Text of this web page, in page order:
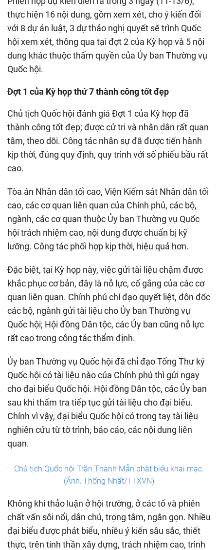
thực hiện 16 nội dung, gồm xem xét, cho ý kiến đối
với 8 dự án luật, 3 dự thảo nghị quyết sẽ trình Quốc
hội xem xét, thông qua tại đợt 2 của Kỳ họp và 5 nội
dung khác thuộc thẩm quyền của Ủy ban Thường vụ
Quốc hội.
Đợt 1 của Kỳ họp thứ 7 thành công tốt đẹp
Chủ tịch Quốc hội đánh giá Đợt 1 của Kỳ họp đã
thành công tốt đẹp; được cử tri và nhân dân rất quan
tâm, theo dõi. Công tác nhân sự đã được tiến hành
kịp thời, đúng quy định, quy trình với số phiếu bầu rất
cao.
Tòa án Nhân dân tối cao, Viện Kiểm sát Nhân dân tối
cao, các cơ quan liên quan của Chính phủ, các bộ,
ngành, các cơ quan thuộc Ủy ban Thường vụ Quốc
hội trách nhiệm cao, nội dung được chuẩn bị kỹ
lưỡng. Công tác phối hợp kịp thời, hiệu quả hơn.
Đặc biệt, tại Kỳ họp này, việc gửi tài liệu chậm được
khắc phục cơ bản, đây là nỗ lực, cố gắng của các cơ
quan liên quan. Chính phủ chỉ đạo quyết liệt, đôn đốc
các bộ, ngành gửi tài liệu cho Ủy ban Thường vụ
Quốc hội; Hội đồng Dân tộc, các Ủy ban cũng nỗ lực
rất cao trong công tác thẩm định.
Ủy ban Thường vụ Quốc hội đã chỉ đạo Tổng Thư ký
Quốc hội có tài liệu nào của Chính phủ thì gửi ngay
cho đại biểu Quốc hội. Hội đồng Dân tộc, các Ủy ban
sau khi thẩm tra tiếp tục gửi tài liệu cho đại biểu.
Chính vì vậy, đại biểu Quốc hội có trong tay tài liệu
nghiên cứu từ tờ trình, báo cáo, các nội dung liên
quan.
Chủ tịch Quốc hội Trần Thanh Mẫn phát biểu khai mạc.
(Ảnh: Thống Nhất/TTXVN)
Không khí thảo luận ở hội trường, ở các tổ và phiên
chất vấn sôi nổi, dân chủ, trọng tâm, ngắn gọn. Nhiều
đại biểu được phát biểu, nhiều ý kiến sâu sắc, thiết
thực, trên tinh thần xây dựng, trách nhiệm cao, trình